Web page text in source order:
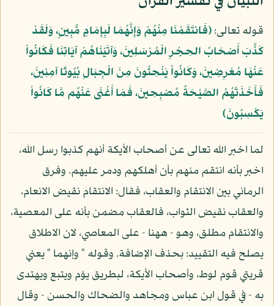
قوله تعالى:﴿فَانتَقَمْنَا مِنْهُمْ وَإِنَّهُمَا لَبِإِمَامٍ مُّبِينٍ، وَلَقَدْ
كَذَّبَ أَصْحَابُ الحِجْرِ الْمُرْسَلِينَ، وَآتَيْنَاهُمْ آيَاتِنَا فَكَانُواْ
عَنْهَا مُعْرِضِينَ، وَكَانُواْ يَنْحِتُونَ مِنَ الْجِبَالِ بُيُوتًا آمِنِينَ،
فَأَخَذَتْهُمُ الصَّيْحَةُ مُصْبِحِينَ، فَمَا أَغْنَى عَنْهُم مَّا كَانُواْ
يَكْسِبُونَ﴾
لما اخبر الله تعالى عن أصحاب الأيكة أنهم كذبوا رسل الله،
اخبر بأنه انتقم منهم بأن أهلكهم ودمر عليهم. وفرق
الرماني بين الانتقام والعقاب، فقال: الانتقام نقيض الانعام،
والعقاب نقيض الثواب، فالعقاب مضمن بأنه على المعصية،
والانتقام مطلق، وهو - ههنا - على المعاصي، لان الاطلاق
يصلح فيه التقييد: بحذف الإضافة. وقوله " وإنهما " يعني
قريتي قوم لوط، وأصحاب الأيكة، لبطريق يؤم ويتبع ويهتدى
به - في قول ابن عباس ومجاهد والضحاك والحسن - وقال